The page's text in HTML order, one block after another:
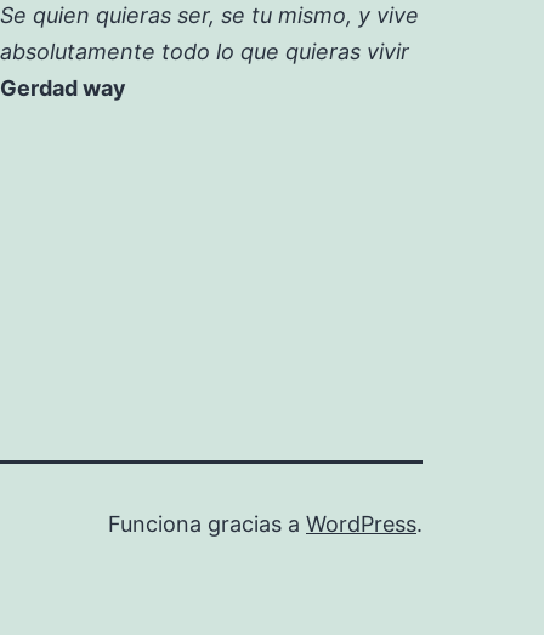
Se quien quieras ser, se tu mismo, y vive
absolutamente todo lo que quieras vivir
Gerdad way
Funciona gracias a WordPress.